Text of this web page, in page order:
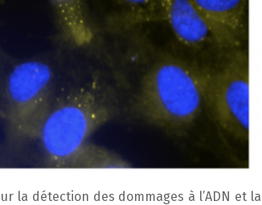
la détection des dommages à l’ADN et la